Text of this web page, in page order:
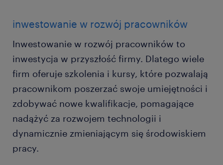
inwestowanie w rozwój pracowników
Inwestowanie w rozwój pracowników to
inwestycja w przyszłość firmy. Dlatego wiele
firm oferuje szkolenia i kursy, które pozwalają
pracownikom poszerzać swoje umiejętności i
zdobywać nowe kwalifikacje, pomagające
nadążyć za rozwojem technologii i
dynamicznie zmieniającym się środowiskiem
pracy.